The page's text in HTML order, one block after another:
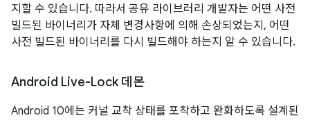
지할 수 있습니다. 따라서 공유 라이브러리 개발자는 어떤 사전
빌드된 바이너리가 자체 변경사항에 의해 손상되었는지, 어떤
사전 빌드된 바이너리를 다시 빌드해야 하는지 알 수 있습니다.
Android Live-Lock 데몬
Android 10에는 커널 교착 상태를 포착하고 완화하도록 설계된